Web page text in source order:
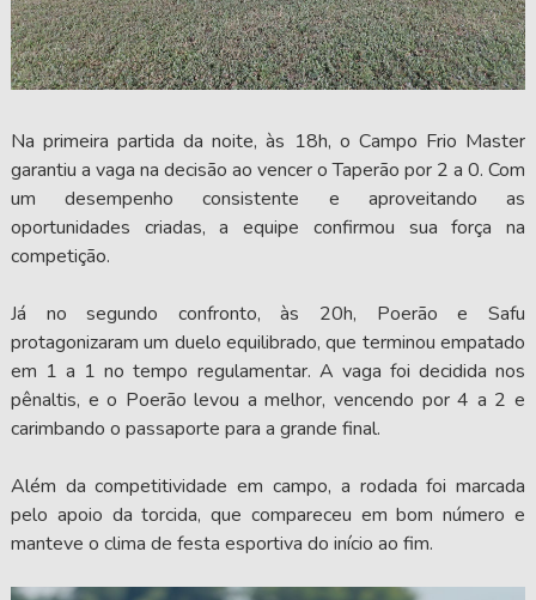
Na primeira partida da noite, às 18h, o Campo Frio Master
garantiu a vaga na decisão ao vencer o Taperão por 2 a 0. Com
um desempenho consistente e aproveitando as
oportunidades criadas, a equipe confirmou sua força na
competição.
Já no segundo confronto, às 20h, Poerão e Safu
protagonizaram um duelo equilibrado, que terminou empatado
em 1 a 1 no tempo regulamentar. A vaga foi decidida nos
pênaltis, e o Poerão levou a melhor, vencendo por 4 a 2 e
carimbando o passaporte para a grande final.
Além da competitividade em campo, a rodada foi marcada
pelo apoio da torcida, que compareceu em bom número e
manteve o clima de festa esportiva do início ao fim.